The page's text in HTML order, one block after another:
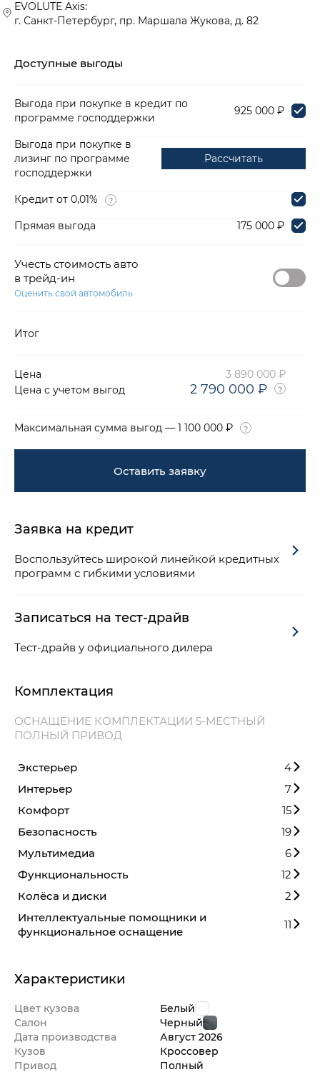
EVOLUTE Axis:
г. Санкт-Петербург, пр. Маршала Жукова, д. 82
Доступные выгоды
Выгода при покупке в кредит по
программе господдержки
925 000 ₽
Выгода при покупке в
лизинг по программе
господдержки
Рассчитать
Кредит от 0,01%
Прямая выгода
175 000 ₽
Учесть стоимость авто
в трейд-ин
Оценить свой автомобиль
Итог
Цена
3 890 000 ₽
Цена с учетом выгод
2 790 000 ₽
Максимальная сумма выгод — 1 100 000 ₽
Оставить заявку
Заявка на кредит
Воспользуйтесь широкой линейкой кредитных
программ с гибкими условиями
Записаться на тест-драйв
Тест-драйв у официального дилера
Комплектация
ОСНАЩЕНИЕ КОМПЛЕКТАЦИИ 5-МЕСТНЫЙ
ПОЛНЫЙ ПРИВОД
Экстерьер
4
Интерьер
7
Комфорт
15
Безопасность
19
Мультимедиа
6
Функциональность
12
Колёса и диски
2
Интеллектуальные помощники и
функциональное оснащение
11
Характеристики
Цвет кузова
Белый
Салон
Черный
Дата производства
Август 2026
Кузов
Кроссовер
Привод
Полный